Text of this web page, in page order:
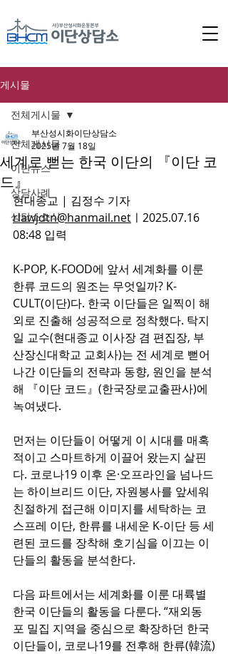
게시물
전체게시물
이단뉴스
상담사례
상담소소식
전체게시물
세계로 뻗는 한국 이단의 『이단 코
드』
부산성시화이단상담소
2025년 7월 18일
현대종교 | 김정수 기자
rlawjdtn@hanmail.net ㅣ2025.07.16
08:48 입력
K-POP, K-FOOD에 앞서 세계화를 이룬
한류 코드의 원조는 무엇일까? K-
CULT(이단)다. 한국 이단들은 일찍이 해
외로 진출해 성공적으로 정착했다. 탁지
일 교수(현대종교 이사장 겸 편집장, 부
산장신대학교 교회사)는 전 세계로 뻗어
나간 이단들의 전략과 동향, 원인을 분석
해 『이단 코드』(한국장로교출판사)에
녹여냈다.
먼저는 이단들이 어떻게 이 시대를 매혹
적이고 스마트하게 이끌어 왔는지 살핀
다. 코로나19 이후 온·오프라인을 넘나드
는 하이브리드 이단, 자원봉사를 앞세워
친절하게 접근해 이미지를 세탁하는 코
스프레 이단, 한류를 내세운 K-이단 등 세
련된 코드를 장착해 호기심을 이끄는 이
단들의 활동을 분석한다.
다음 파트에서는 세계화를 이룬 대륙별
한국 이단들의 활동을 다룬다. “재외동
포 밀집 지역을 중심으로 확장하던 한국
이단들이, 코로나19를 전후해 한류(韓流)